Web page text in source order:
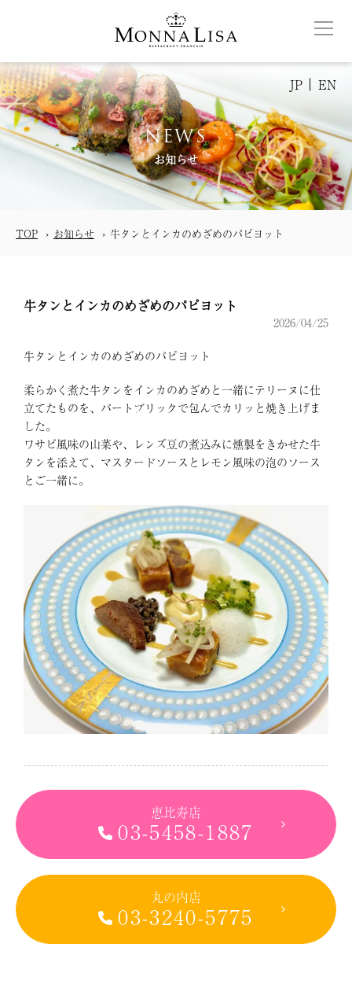
JP EN
NEWS
お知らせ
TOP お知らせ 牛タンとインカのめざめのパピヨット
牛タンとインカのめざめのパピヨット
2026/04/25
牛タンとインカのめざめのパピヨット
柔らかく煮た牛タンをインカのめざめと一緒にテリーヌに仕
立てたものを、パートブリックで包んでカリッと焼き上げま
した。
ワサビ風味の山菜や、レンズ豆の煮込みに燻製をきかせた牛
タンを添えて、マスタードソースとレモン風味の泡のソース
とご一緒に。
恵比寿店
03-5458-1887
丸の内店
03-3240-5775